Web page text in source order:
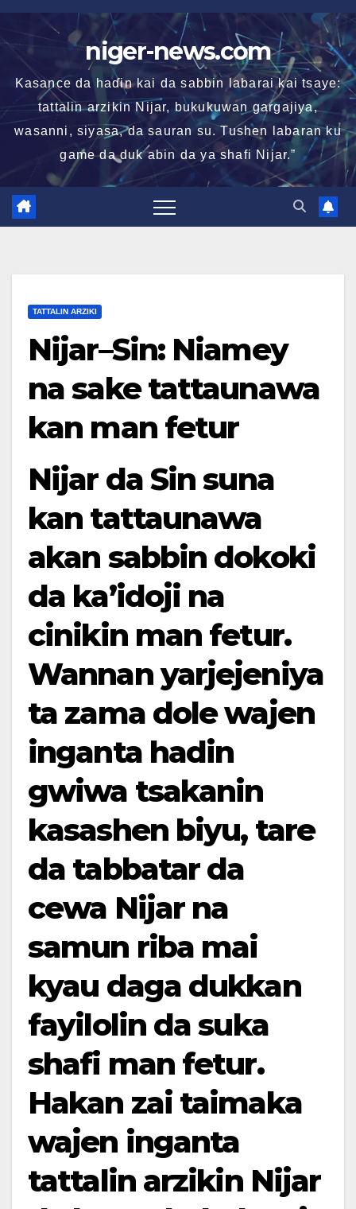
Skip
niger-news.com
Kasance da haɗin kai da sabbin labarai kai tsaye:
tattalin arzikin Nijar, bukukuwan gargajiya,
wasanni, siyasa, da sauran su. Tushen labaran ku
game da duk abin da ya shafi Nijar.”
TATTALIN ARZIKI
Nijar–Sin: Niamey
na sake tattaunawa
kan man fetur
Nijar da Sin suna
kan tattaunawa
akan sabbin dokoki
da ka’idoji na
cinikin man fetur.
Wannan yarjejeniya
ta zama dole wajen
inganta hadin
gwiwa tsakanin
kasashen biyu, tare
da tabbatar da
cewa Nijar na
samun riba mai
kyau daga dukkan
fayilolin da suka
shafi man fetur.
Hakan zai taimaka
wajen inganta
tattalin arzikin Nijar